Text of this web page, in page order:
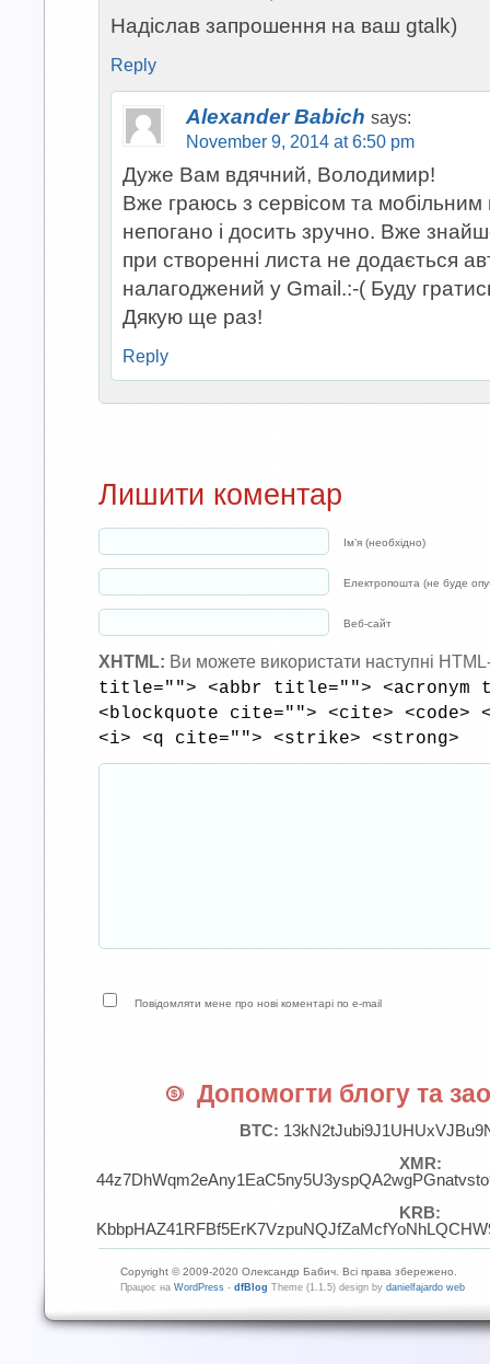
Надіслав запрошення на ваш gtalk)
Reply
Alexander Babich says:
November 9, 2014 at 6:50 pm
Дуже Вам вдячний, Володимир!
Вже граюсь з сервісом та мобільним
непогано і досить зручно. Вже
при створенні листа не додається
налагоджений у Gmail.:-( Буду
Дякую ще раз!
Reply
Лишити коментар
Ім’я (необхідно)
Електропошта (не буде
Веб-сайт
XHTML: Ви можете використати наступні
title=""> <abbr title=""> <acronym
<blockquote cite=""> <cite> <code>
<i> <q cite=""> <strike> <strong>
Повідомляти мене про нові коментарі по e-mail
Допомогти блогу та
BTC:
XMR:
KRB:
Copyright © 2009-2020 Олександр Бабич. Всі права збережено.
Працює на WordPress - dfBlog Theme (1.1.5) design by danielfajardo web